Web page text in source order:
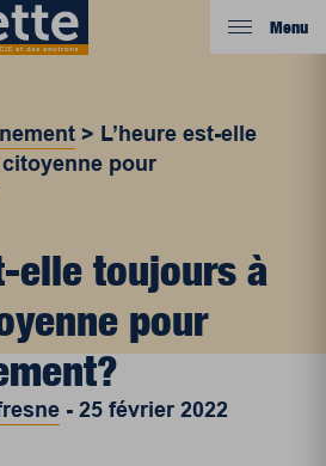
Menu
> L’heure est-elle
pour
elle toujours à
pour
-25 février 2022